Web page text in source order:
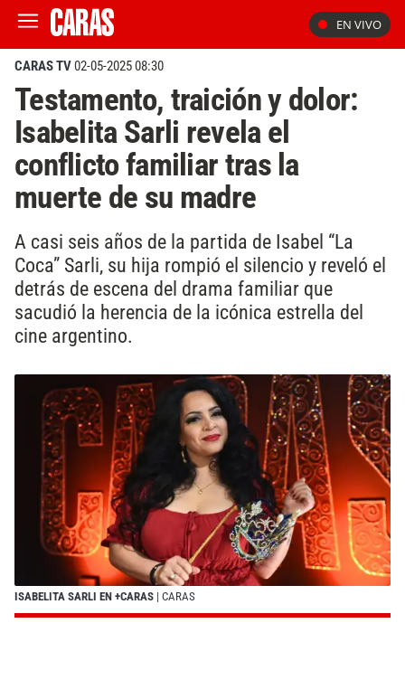
EN VIVO
CARAS TV02-05-2025 08:30
Testamento, traición y dolor:
Isabelita Sarli revela el
conflicto familiar tras la
muerte de su madre
A casi seis años de la partida de Isabel “La
Coca” Sarli, su hija rompió el silencio y reveló el
detrás de escena del drama familiar que
sacudió la herencia de la icónica estrella del
cine argentino.
ISABELITA SARLI EN +CARAS | CARAS